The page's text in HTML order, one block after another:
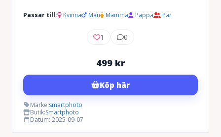
Passar till: Kvinna Man Mamma Pappa Par
1 0
499 kr
Köp här
Märke:smartphoto
Butik:Smartphoto
Datum: 2025-09-07